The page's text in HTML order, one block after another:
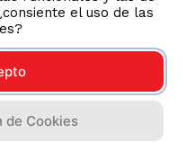
el uso de las
de Cookies